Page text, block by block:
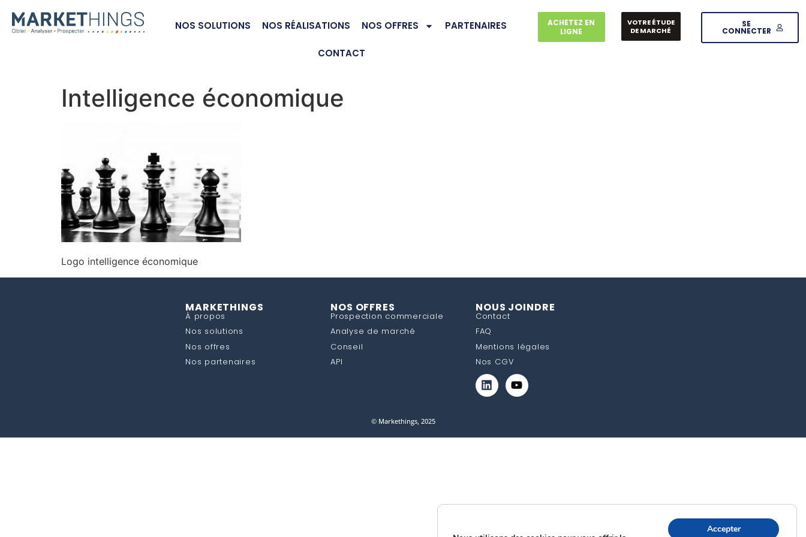
NOS SOLUTIONS NOS RÉALISATIONS NOS OFFRES PARTENAIRES
CONTACT
ACHETEZ EN
LIGNE
VOTRE ÉTUDE
DE MARCHÉ
SE
CONNECTER
Intelligence économique
Logo intelligence économique
MARKETHINGS
À propos
Nos solutions
Nos offres
Nos partenaires
NOS OFFRES
Prospection commerciale
Analyse de marché
Conseil
API
NOUS JOINDRE
Contact
FAQ
Mentions légales
Nos CGV
© Markethings, 2025
Accepter